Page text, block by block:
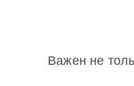
Важен не